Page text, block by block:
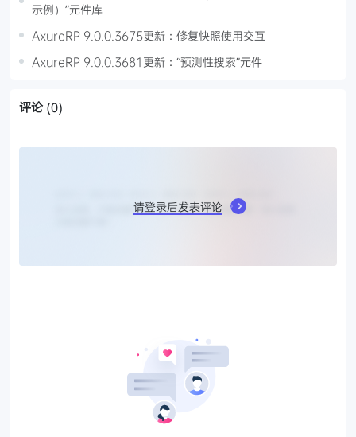
示例）”元件库
AxureRP 9.0.0.3675更新：修复快照使用交互
AxureRP 9.0.0.3681更新：“预测性搜索”元件
评论 (0)
请登录后发表评论